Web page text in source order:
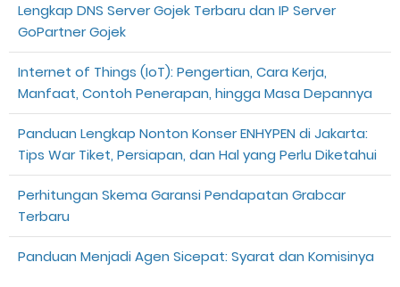
Lengkap DNS Server Gojek Terbaru dan IP Server
GoPartner Gojek
Internet of Things (IoT): Pengertian, Cara Kerja,
Manfaat, Contoh Penerapan, hingga Masa Depannya
Panduan Lengkap Nonton Konser ENHYPEN di Jakarta:
Tips War Tiket, Persiapan, dan Hal yang Perlu Diketahui
Perhitungan Skema Garansi Pendapatan Grabcar
Terbaru
Panduan Menjadi Agen Sicepat: Syarat dan Komisinya